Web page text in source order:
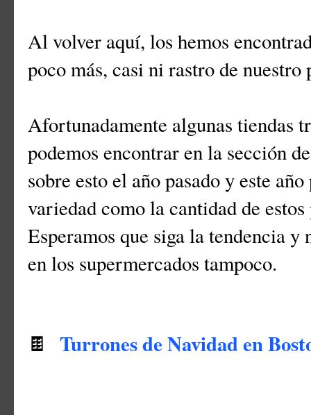
Al volver aquí, los hemos
poco más, casi ni rastro de nuestro
Afortunadamente algunas tiendas
podemos encontrar en la sección
sobre esto el año pasado y este
variedad como la cantidad de
Esperamos que siga la tendencia
en los supermercados tampoco.
🍫 Turrones de Navidad en